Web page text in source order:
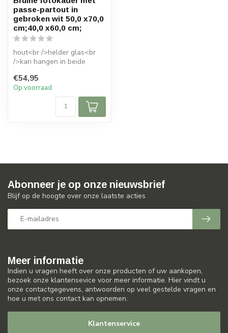
passe-partout in
gebroken wit 50,0 x70,0
cm;40,0 x60,0 cm;
hout<br />helder glas<br
/>kan hangen in beide
€54,95
Op voorraad
Meer informatie
Indien u vragen heeft over onze producten of uw aankopen,
bezoek onze klantensevice voor meer informatie. Hier vindt u
onze contactgegevens, antwoorden op veel gestelde vragen en
hoe u met ons contact kan opnemen.
Klantenservice
Abonneer je op onze nieuwsbrief
Blijf op de hoogte over onze laatste acties